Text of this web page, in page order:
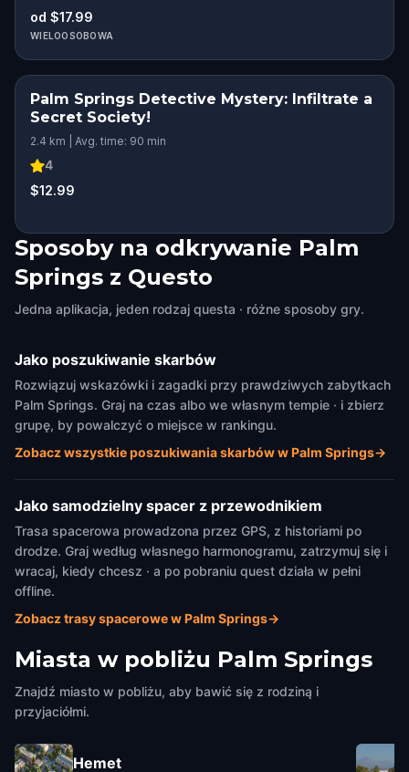
od $17.99
WIELOOSOBOWA
Palm Springs Detective Mystery: Infiltrate a
Secret Society!
2.4 km | Avg. time: 90 min
4
$12.99
Sposoby na odkrywanie Palm
Springs z Questo
Jedna aplikacja, jeden rodzaj questa · różne sposoby gry.
Jako poszukiwanie skarbów
Rozwiązuj wskazówki i zagadki przy prawdziwych zabytkach
Palm Springs. Graj na czas albo we własnym tempie · i zbierz
grupę, by powalczyć o miejsce w rankingu.
Zobacz wszystkie poszukiwania skarbów w Palm Springs→
Jako samodzielny spacer z przewodnikiem
Trasa spacerowa prowadzona przez GPS, z historiami po
drodze. Graj według własnego harmonogramu, zatrzymuj się i
wracaj, kiedy chcesz · a po pobraniu quest działa w pełni
offline.
Zobacz trasy spacerowe w Palm Springs→
Miasta w pobliżu Palm Springs
Znajdź miasto w pobliżu, aby bawić się z rodziną i
przyjaciółmi.
Hemet